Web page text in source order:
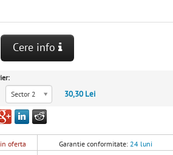
Cere info
Sector 2
30,30 Lei
oferta Garantie conformitate: 24 luni